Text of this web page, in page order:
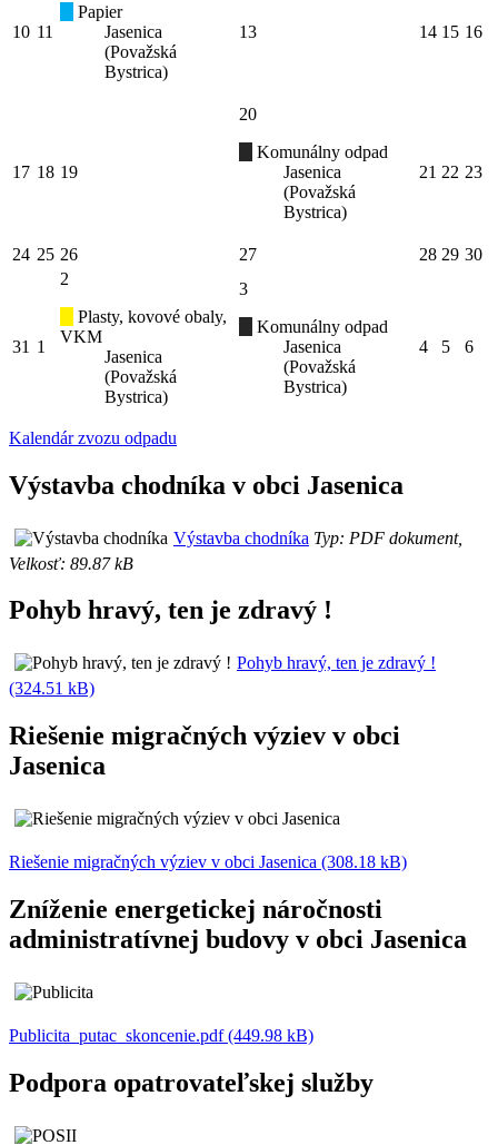
10 11
Papier
Jasenica
(Považská
Bystrica)
13 14 15 16
17 18 19
20
Komunálny odpad
Jasenica
(Považská
Bystrica)
21 22 23
24 25 26 27 28 29 30
31 1
2
Plasty, kovové obaly,
VKM
Jasenica
(Považská
Bystrica)
3
Komunálny odpad
Jasenica
(Považská
Bystrica)
4 5 6
Kalendár zvozu odpadu
Výstavba chodníka v obci Jasenica
Výstavba chodníka Typ: PDF dokument,
Velkosť: 89.87 kB
Pohyb hravý, ten je zdravý !
Pohyb hravý, ten je zdravý !
(324.51 kB)
Riešenie migračných výziev v obci
Jasenica
Riešenie migračných výziev v obci Jasenica (308.18 kB)
Zníženie energetickej náročnosti
administratívnej budovy v obci Jasenica
Publicita_putac_skoncenie.pdf (449.98 kB)
Podpora opatrovateľskej služby